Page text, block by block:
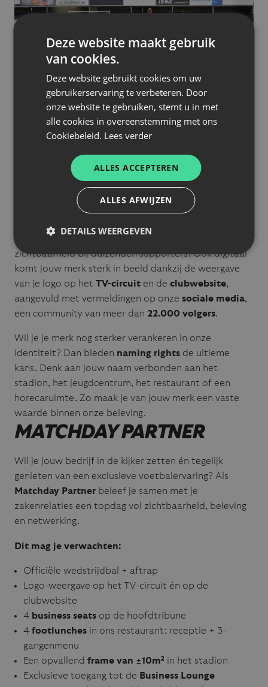
VISIBILITY
Bij ons draait sponsoring niet enkel om logo’s, maar
impact en zichtbaarheid. Als partner koppel je
jouw merk aan de emotie van voetbal en bereik je
supporters, zakenmensen en de hele regio. Van
opvallende boarding tot exclusieve naming rights:
jouw merk krijgt de aandacht die het verdient.
reclamepanelen en spandoeken
zichtbaarheid bij duizenden supporters. Ook digitaal
komt jouw merk sterk in beeld dankzij de weergave
van je logo op het TV-circuit en de clubwebsite,
aangevuld met vermeldingen op onze sociale media,
een community van meer dan 22.000 volgers.
Wil je je merk nog sterker verankeren in onze
identiteit? Dan bieden naming rights de ultieme
kans. Denk aan jouw naam verbonden aan het
stadion, het jeugdcentrum, het restaurant of een
horecaruimte. Zo maak je van jouw merk een vaste
waarde binnen onze beleving.
MATCHDAY PARTNER
Wil je jouw bedrijf in de kijker zetten én tegelijk
genieten van een exclusieve voetbalervaring? Als
Matchday Partner beleef je samen met je
zakenrelaties een topdag vol zichtbaarheid, beleving
en netwerking.
Dit mag je verwachten:
Officiële wedstrijdbal + aftrap
Logo-weergave op het TV-circuit én op de
clubwebsite
4 business seats op de hoofdtribune
4 footlunches in ons restaurant: receptie + 3-
gangenmenu
Een opvallend frame van ±10m² in het stadion
Exclusieve toegang tot de Business Lounge
Deze website maakt gebruik
van cookies.
Deze website gebruikt cookies om uw
gebruikerservaring te verbeteren. Door
onze website te gebruiken, stemt u in met
alle cookies in overeenstemming met ons
Cookiebeleid. Lees verder
ALLES ACCEPTEREN
ALLES AFWIJZEN
DETAILS WEERGEVEN